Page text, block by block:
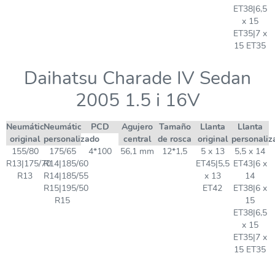
ET38|6,5
x 15
ET35|7 x
15 ET35
Daihatsu Charade IV Sedan
2005 1.5 i 16V
Neumático
original
Neumático
personalizado
PCD
Agujero
central
Tamaño
de rosca
Llanta
original
Llanta
155/80
R13|175/70
R13
175/65
R14|185/60
R14|185/55
R15|195/50
R15
4*100 56,1 mm 12*1,5
5 x 13
ET45|5,5
x 13
ET42
5,5 x 14
ET43|6 x
14
ET38|6 x
15
ET38|6,5
x 15
ET35|7 x
15 ET35